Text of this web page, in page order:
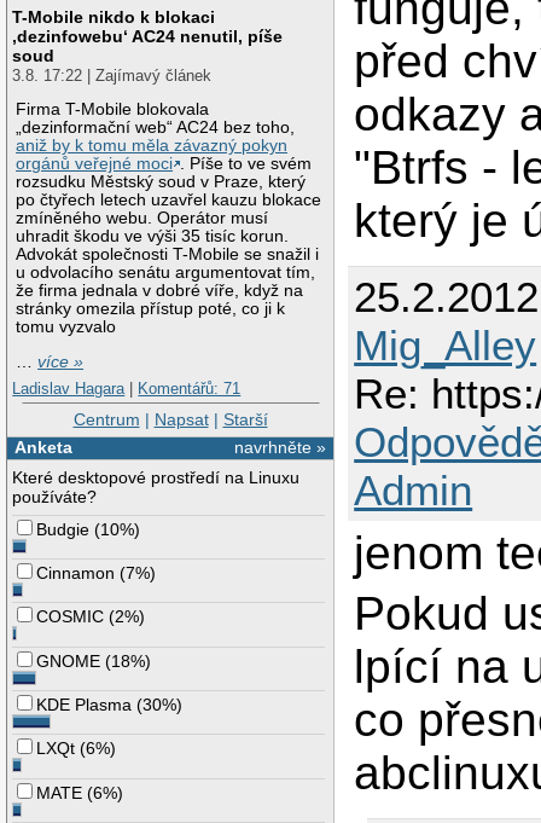
T-Mobile nikdo k blokaci
‚dezinfowebu‘ AC24 nenutil, píše
soud
3.8. 17:22 | Zajímavý článek
Firma T-Mobile blokovala
„dezinformační web“ AC24 bez toho,
aniž by k tomu měla závazný pokyn
orgánů veřejné moci . Píše to ve svém
rozsudku Městský soud v Praze, který
po čtyřech letech uzavřel kauzu blokace
zmíněného webu. Operátor musí
uhradit škodu ve výši 35 tisíc korun.
Advokát společnosti T-Mobile se snažil i
u odvolacího senátu argumentovat tím,
že firma jednala v dobré víře, když na
stránky omezila přístup poté, co ji k
tomu vyzvalo
…více »
Ladislav Hagara | Komentářů: 71
Centrum | Napsat| Starší
navrhněte »
Anketa
Které desktopové prostředí na Linuxu
používáte?
Budgie (10%)
Cinnamon (7%)
COSMIC (2%)
GNOME (18%)
KDE Plasma (30%)
LXQt (6%)
MATE (6%)
před
odkazy
"Btrfs -
který je
Mig_Alley
Re:
Admin
jenom
Pokud
lpící na
co